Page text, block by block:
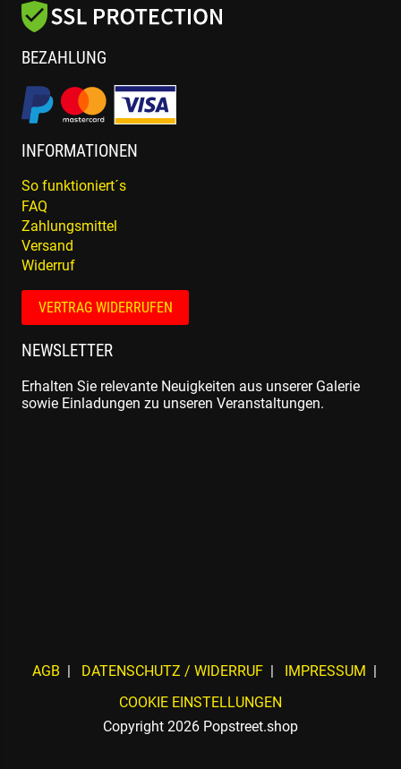
BEZAHLUNG
INFORMATIONEN
So funktioniert´s
FAQ
Zahlungsmittel
Versand
Widerruf
VERTRAG WIDERRUFEN
NEWSLETTER
Erhalten Sie relevante Neuigkeiten aus unserer Galerie
sowie Einladungen zu unseren Veranstaltungen.
AGB DATENSCHUTZ / WIDERRUF
IMPRESSUM
COOKIE EINSTELLUNGEN
Copyright 2026 Popstreet.shop